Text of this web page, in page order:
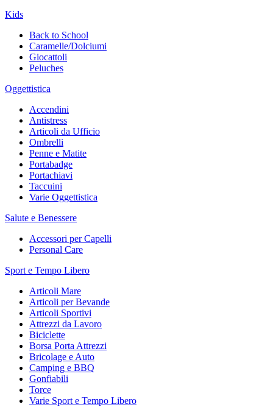
Kids
Back to School
Caramelle/Dolciumi
Giocattoli
Peluches
Oggettistica
Accendini
Antistress
Articoli da Ufficio
Ombrelli
Penne e Matite
Portabadge
Portachiavi
Taccuini
Varie Oggettistica
Salute e Benessere
Accessori per Capelli
Personal Care
Sport e Tempo Libero
Articoli Mare
Articoli per Bevande
Articoli Sportivi
Attrezzi da Lavoro
Biciclette
Borsa Porta Attrezzi
Bricolage e Auto
Camping e BBQ
Gonfiabili
Torce
Varie Sport e Tempo Libero